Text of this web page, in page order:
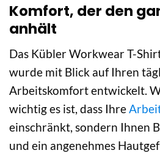
Komfort, der den
anhält
Das Kübler Workwear T-
wurde mit Blick auf Ihren
Arbeitskomfort entwickelt.
wichtig es ist, dass Ihre
einschränkt, sondern Ihnen
und ein angenehmes